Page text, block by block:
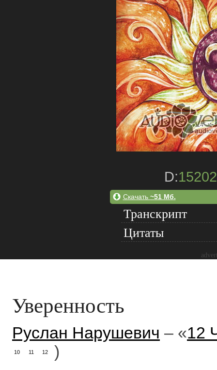
D:15202
Скачать ~51 Мб.
Транскрипт
Цитаты
Уверенность
Руслан Нарушевич – «12
10 11 12
)